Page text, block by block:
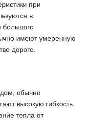
при
в
большого
имеют умеренную
дорого.
обычно
высокую гибкость
тепла от